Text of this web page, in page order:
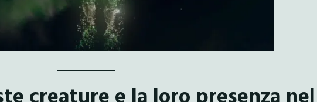
creature e la loro presenza nel